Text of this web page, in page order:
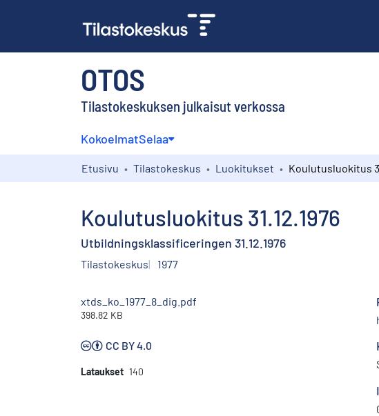
OTOS
Tilastokeskuksen julkaisut verkossa
KokoelmatSelaa
Etusivu Tilastokeskus Luokitukset Koulutusluokitus
Koulutusluokitus 31.12.1976
Utbildningsklassificeringen 31.12.1976
Tilastokeskus 1977
xtds_ko_1977_8_dig.pdf
398.82 KB
CC BY 4.0
Lataukset 140